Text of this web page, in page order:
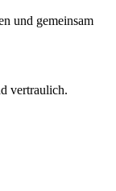
und gemeinsam
vertraulich.